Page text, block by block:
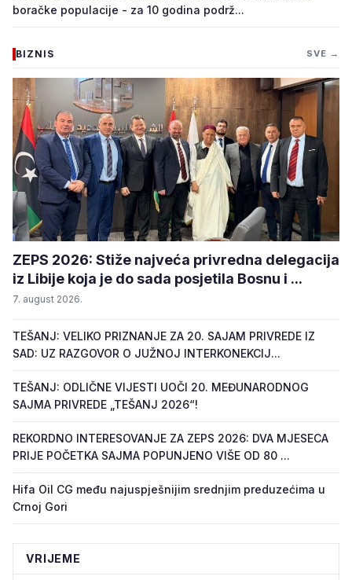
boračke populacije - za 10 godina podrž...
BIZNIS SVE →
ZEPS 2026: Stiže najveća privredna delegacija
iz Libije koja je do sada posjetila Bosnu i ...
7. august 2026.
TEŠANJ: VELIKO PRIZNANJE ZA 20. SAJAM PRIVREDE IZ
SAD: UZ RAZGOVOR O JUŽNOJ INTERKONEKCIJ...
TEŠANJ: ODLIČNE VIJESTI UOČI 20. MEĐUNARODNOG
SAJMA PRIVREDE „TEŠANJ 2026“!
REKORDNO INTERESOVANJE ZA ZEPS 2026: DVA MJESECA
PRIJE POČETKA SAJMA POPUNJENO VIŠE OD 80 ...
Hifa Oil CG među najuspješnijim srednjim preduzećima u
Crnoj Gori
VRIJEME